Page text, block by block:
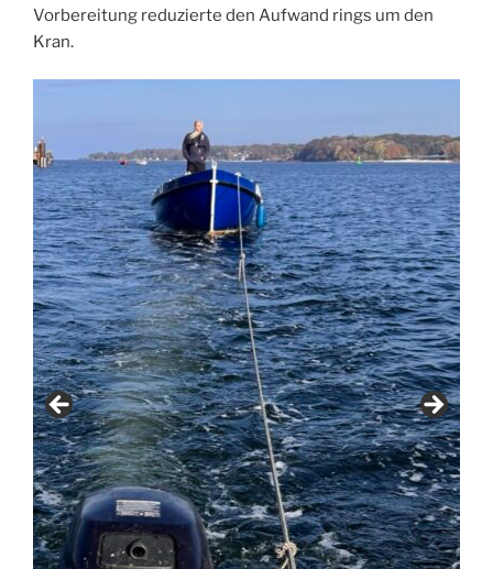
Vorbereitung reduzierte den Aufwand rings um den
Kran.